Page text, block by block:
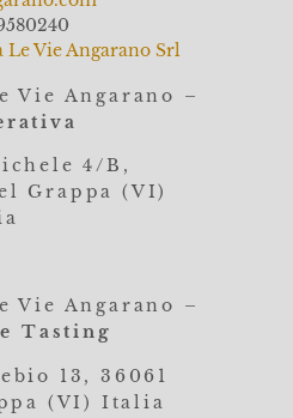
Vie Angarano Srl
Vie Angarano –
4/B,
Grappa (VI)
Vie Angarano –
Tasting
13, 36061
(VI) Italia